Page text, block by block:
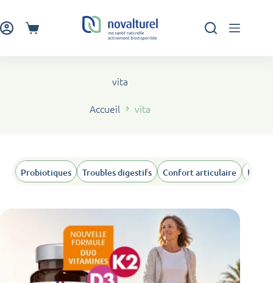
au
contenuPanier
vita
Accueil vita
Probiotiques Troubles digestifs Confort articulaire